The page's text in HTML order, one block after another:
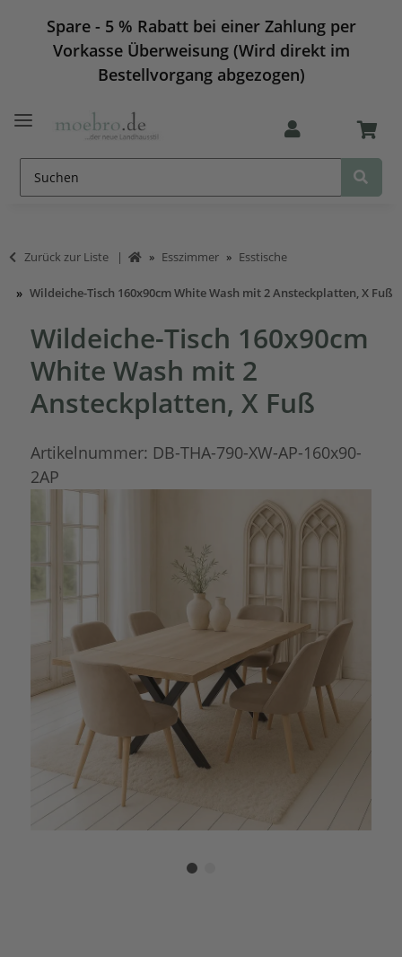
Spare - 5 % Rabatt bei einer Zahlung per
Vorkasse Überweisung (Wird direkt im
Bestellvorgang abgezogen)
Zurück zur Liste Esszimmer Esstische
Wildeiche-Tisch 160x90cm White Wash mit 2 Ansteckplatten, X Fuß
Wildeiche-Tisch 160x90cm
White Wash mit 2
Ansteckplatten, X Fuß
Artikelnummer: DB-THA-790-XW-AP-160x90-
2AP